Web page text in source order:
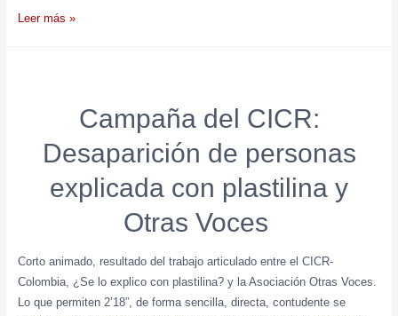
Leer más »
Campaña del CICR:
Desaparición de personas
explicada con plastilina y
Otras Voces ​
Corto animado, resultado del trabajo articulado entre el CICR-
Colombia, ¿Se lo explico con plastilina? y la Asociación Otras Voces.
Lo que permiten 2’18”, de forma sencilla, directa, contudente se